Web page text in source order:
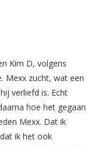
Kim D, volgens
Mexx zucht, wat een
verliefd is. Echt
hoe het gegaan
Mexx. Dat ik
ik het ook